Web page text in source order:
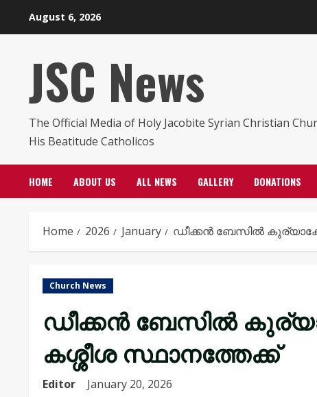
August 6, 2026
JSC News
The Official Media of Holy Jacobite Syrian Christian
His Beatitude Catholicos
HOME ABOUT US ALL NEWS GALLERY DONATIONS
Home 2026 January ഡീക്കൻ ബേസിൽ
Church News
ഡീക്കൻ ബേസിൽ
കശ്ശീശ സ്ഥാനത്തേക്ക്
Editor January 20, 2026